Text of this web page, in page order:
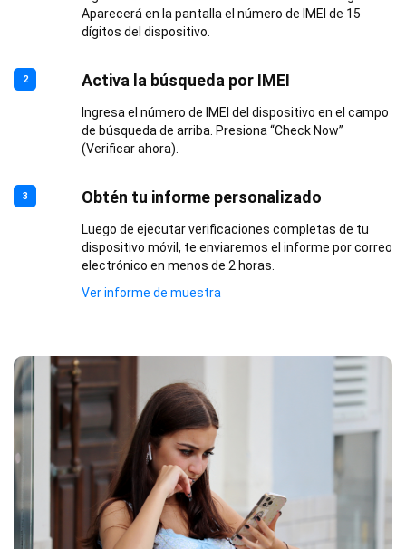
Aparecerá en la pantalla el número de IMEI de 15
dígitos del dispositivo.
2 Activa la búsqueda por IMEI
Ingresa el número de IMEI del dispositivo en el campo
de búsqueda de arriba. Presiona “Check Now”
(Verificar ahora).
3 Obtén tu informe personalizado
Luego de ejecutar verificaciones completas de tu
dispositivo móvil, te enviaremos el informe por correo
electrónico en menos de 2 horas.
Ver informe de muestra